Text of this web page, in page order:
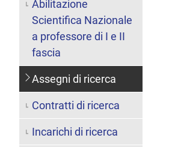
Abilitazione
Scientifica Nazionale
a professore di I e II
fascia
Assegni di ricerca
Contratti di ricerca
Incarichi di ricerca